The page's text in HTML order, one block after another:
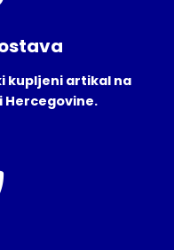
kupljeni artikal na
Hercegovine.